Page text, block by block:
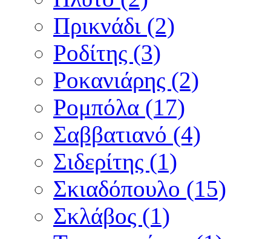
Πρικνάδι (2)
Ροδίτης (3)
Ροκανιάρης (2)
Ρομπόλα (17)
Σαββατιανό (4)
Σιδερίτης (1)
Σκιαδόπουλο (15)
Σκλάβος (1)